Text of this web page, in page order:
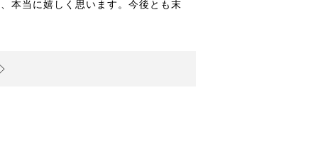
本当に嬉しく思います。今後とも末